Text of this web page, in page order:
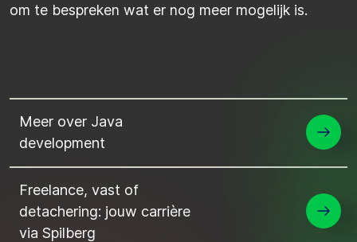
om te bespreken wat er nog meer mogelijk is.
Meer over Java
development
Freelance, vast of
detachering: jouw carrière
via Spilberg